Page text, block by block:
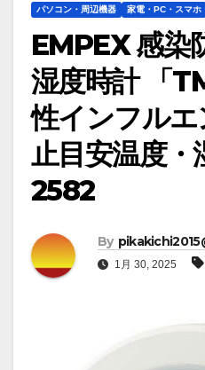
パソコン・周辺機器 家電・PC・スマホ
EMPEX 感染
湿度時計 「
性インフル
止目安温度
2582
By
1月 30, 2025